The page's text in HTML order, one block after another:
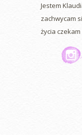
Jestem
zachwycam
życia